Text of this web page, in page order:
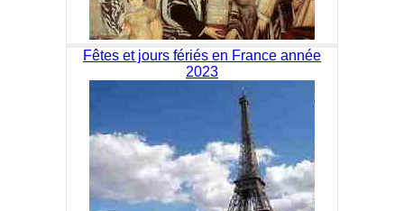
Fêtes et jours fériés en France année
2023